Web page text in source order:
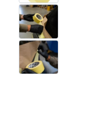
View larger image
View larger image